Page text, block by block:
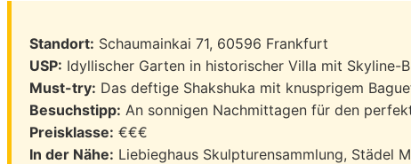
Standort: Schaumainkai 71, 60596 Frankfurt
USP: Idyllischer Garten in historischer Villa mit Skyline-
Must-try: Das deftige Shakshuka mit knusprigem
Besuchstipp: An sonnigen Nachmittagen für den
Preisklasse: €€€
In der Nähe: Liebieghaus Skulpturensammlung, Städel